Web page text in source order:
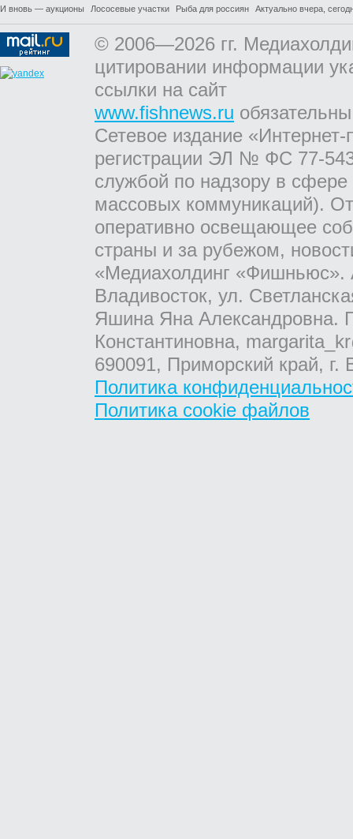
И вновь — аукционы
Лососевые участки Рыба для россиян Актуально вчера,
© 2006—2026 гг.
цитировании информации
ссылки на сайт
www.fishnews.ru
Сетевое издание
регистрации ЭЛ № ФС 77-
службой по надзору в
массовых коммуникаций).
оперативно освещающее
страны и за рубежом,
«Медиахолдинг «Фишньюс».
Владивосток, ул.
Яшина Яна Александровна.
Константиновна,
690091, Приморский край,
Политика
Политика cookie файлов